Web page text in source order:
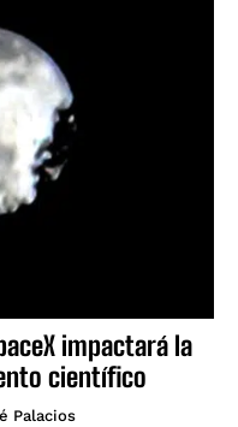
impactará la
científico
Palacios